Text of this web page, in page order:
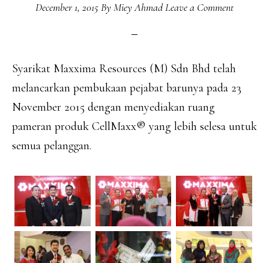
December 1, 2015ByMiey AhmadLeave a Comment
Syarikat Maxxima Resources (M) Sdn Bhd telah
melancarkan pembukaan pejabat barunya pada 23
November 2015 dengan menyediakan ruang
pameran produk CellMaxx® yang lebih selesa untuk
semua pelanggan.